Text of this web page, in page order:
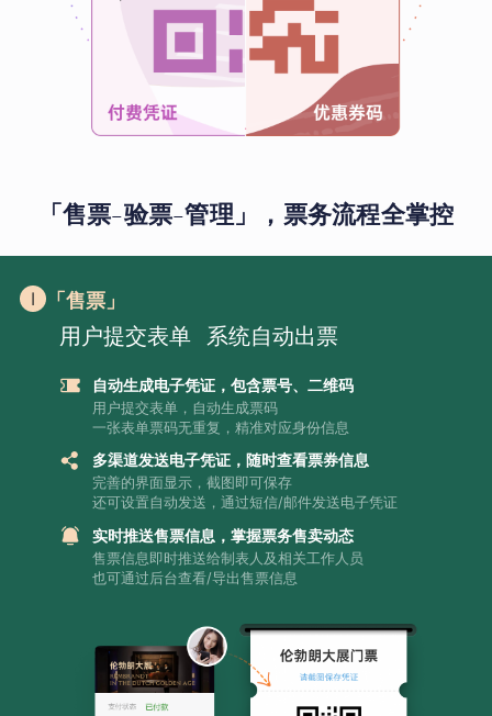
「售票-验票-管理」，票务流程全掌控
「售票」
用户提交表单 系统自动出票
自动生成电子凭证，包含票号、二维码
用户提交表单，自动生成票码
一张表单票码无重复，精准对应身份信息
多渠道发送电子凭证，随时查看票券信息
完善的界面显示，截图即可保存
还可设置自动发送，通过短信/邮件发送电子凭证
实时推送售票信息，掌握票务售卖动态
售票信息即时推送给制表人及相关工作人员
也可通过后台查看/导出售票信息